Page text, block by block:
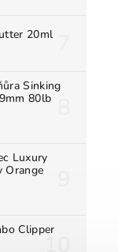
20ml
Sinking
80lb
Luxury
Orange
Clipper